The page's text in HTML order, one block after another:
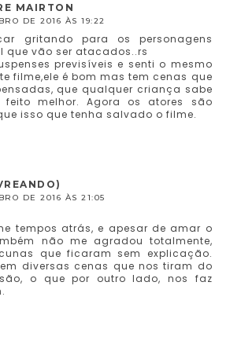
MAIRTON
DE 2016 ÀS 19:22
gritando para os personagens
que vão ser atacados..rs
previsíveis e senti o mesmo
filme,ele é bom mas tem cenas que
que qualquer criança sabe
feito melhor. Agora os atores são
isso que tenha salvado o filme.
DE 2016 ÀS 21:05
tempos atrás, e apesar de amar o
não me agradou totalmente,
que ficaram sem explicação.
diversas cenas que nos tiram do
o que por outro lado, nos faz